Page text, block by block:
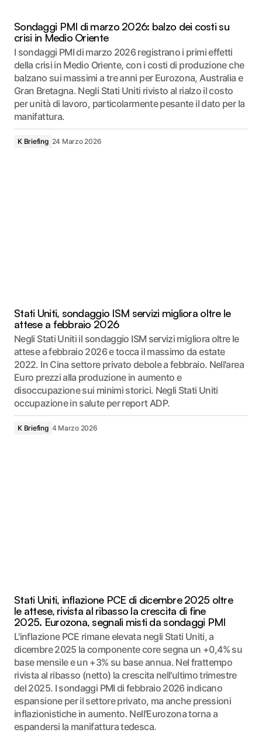
Sondaggi PMI di marzo 2026: balzo dei costi su
crisi in Medio Oriente
I sondaggi PMI di marzo 2026 registrano i primi effetti
della crisi in Medio Oriente, con i costi di produzione che
balzano sui massimi a tre anni per Eurozona, Australia e
Gran Bretagna. Negli Stati Uniti rivisto al rialzo il costo
per unità di lavoro, particolarmente pesante il dato per la
manifattura.
K Briefing 24 Marzo 2026
Stati Uniti, sondaggio ISM servizi migliora oltre le
attese a febbraio 2026
Negli Stati Uniti il sondaggio ISM servizi migliora oltre le
attese a febbraio 2026 e tocca il massimo da estate
2022. In Cina settore privato debole a febbraio. Nell'area
Euro prezzi alla produzione in aumento e
disoccupazione sui minimi storici. Negli Stati Uniti
occupazione in salute per report ADP.
K Briefing 4 Marzo 2026
Stati Uniti, inflazione PCE di dicembre 2025 oltre
le attese, rivista al ribasso la crescita di fine
2025. Eurozona, segnali misti da sondaggi PMI
L'inflazione PCE rimane elevata negli Stati Uniti, a
dicembre 2025 la componente core segna un +0,4% su
base mensile e un +3% su base annua. Nel frattempo
rivista al ribasso (netto) la crescita nell'ultimo trimestre
del 2025. I sondaggi PMI di febbraio 2026 indicano
espansione per il settore privato, ma anche pressioni
inflazionistiche in aumento. Nell'Eurozona torna a
espandersi la manifattura tedesca.